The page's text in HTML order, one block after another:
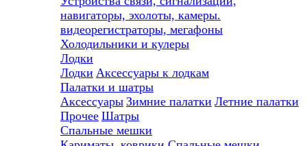
навигаторы, эхолоты, камеры.
видеорегистраторы, мегафоны
Холодильники и кулеры
Лодки
Лодки Аксессуары к лодкам
Палатки и шатры
Аксессуары Зимние палатки Летние палатки
Прочее Шатры
Спальные мешки